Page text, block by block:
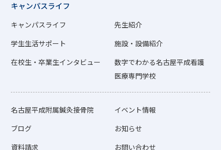
キャンパスライフ
キャンパスライフ
先生紹介
学生生活サポート
施設・設備紹介
在校生・卒業生インタビュー
数字でわかる名古屋平成看護
医療専門学校
名古屋平成附属鍼灸接骨院
イベント情報
ブログ
お知らせ
資料請求
お問い合わせ